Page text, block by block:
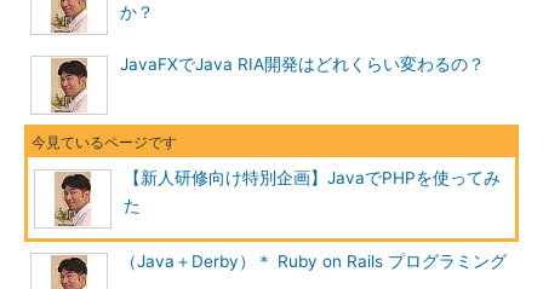
か？
JavaFXでJava RIA開発はどれくらい変わるの？
【新人研修向け特別企画】JavaでPHPを使ってみ
た
（Java＋Derby）＊ Ruby on Rails プログラミング